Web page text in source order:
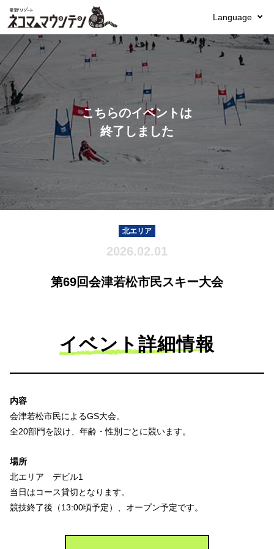
Language
こちらのイベントは
終了しました
北エリア
2026.02.01
第69回会津若松市民スキー大会
イベント詳細情報
内容
会津若松市民によるGS大会。
全20部門を設け、年齢・性別ごとに競います。
場所
北エリア デビル1
当日はコース貸切となります。
競技終了後（13:00頃予定）、オープン予定です。